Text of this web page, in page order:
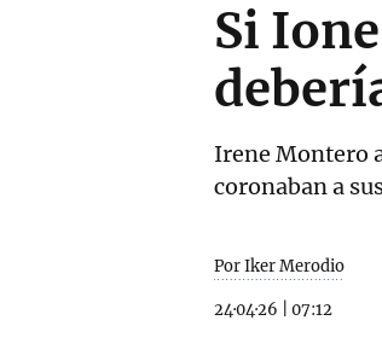
Si
Irene Montero
coronaban a
Por Iker Merodio
24·04·26 07:12